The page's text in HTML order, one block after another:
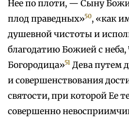
Нее по плоти, — Сыну
плод праведных»50, «как
душевной чистоты и
благодатию Божией с неба,
Богородица»51 Дева путем
и совершенствования
святости, при которой Ее
совершенно